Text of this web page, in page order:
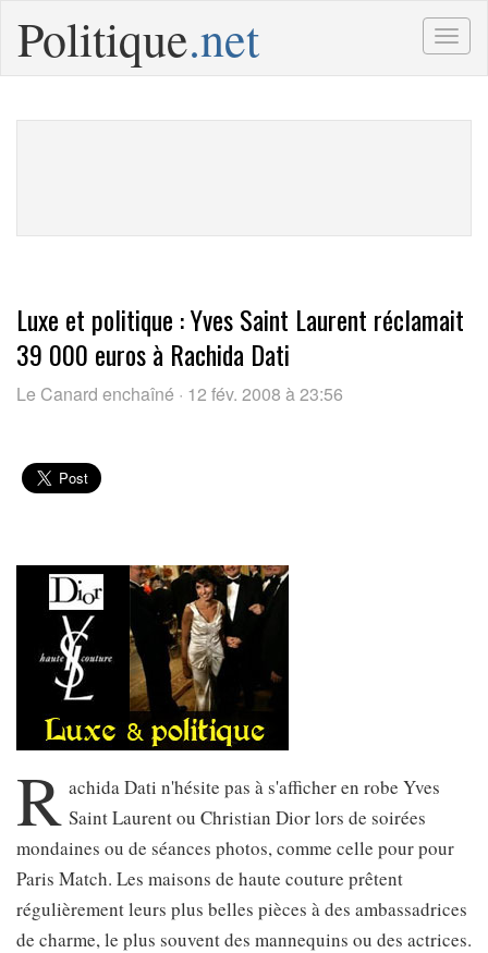
Politique.net
Luxe et politique : Yves Saint Laurent réclamait
39 000 euros à Rachida Dati
Le Canard enchaîné · 12 fév. 2008 à 23:56
R achida Dati n'hésite pas à s'afficher en robe Yves
Saint Laurent ou Christian Dior lors de soirées
mondaines ou de séances photos, comme celle pour pour
Paris Match. Les maisons de haute couture prêtent
régulièrement leurs plus belles pièces à des ambassadrices
de charme, le plus souvent des mannequins ou des actrices.